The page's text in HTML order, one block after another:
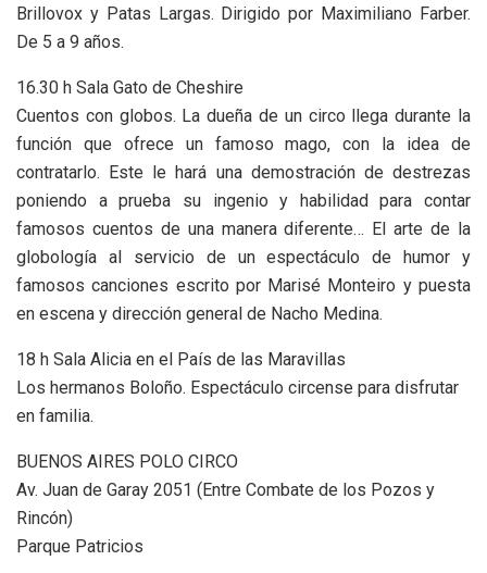
Brillovox y Patas Largas. Dirigido por Maximiliano Farber.
De 5 a 9 años.
16.30 h Sala Gato de Cheshire
Cuentos con globos. La dueña de un circo llega durante la
función que ofrece un famoso mago, con la idea de
contratarlo. Este le hará una demostración de destrezas
poniendo a prueba su ingenio y habilidad para contar
famosos cuentos de una manera diferente… El arte de la
globología al servicio de un espectáculo de humor y
famosos canciones escrito por Marisé Monteiro y puesta
en escena y dirección general de Nacho Medina.
18 h Sala Alicia en el País de las Maravillas
Los hermanos Boloño. Espectáculo circense para disfrutar
en familia.
BUENOS AIRES POLO CIRCO
Av. Juan de Garay 2051 (Entre Combate de los Pozos y
Rincón)
Parque Patricios